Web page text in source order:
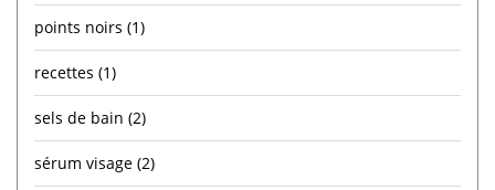
points noirs (1)
recettes (1)
sels de bain (2)
sérum visage (2)